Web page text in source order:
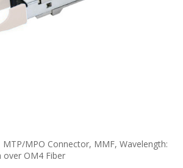
MTP/MPO Connector, MMF, Wavelength:
over OM4 Fiber